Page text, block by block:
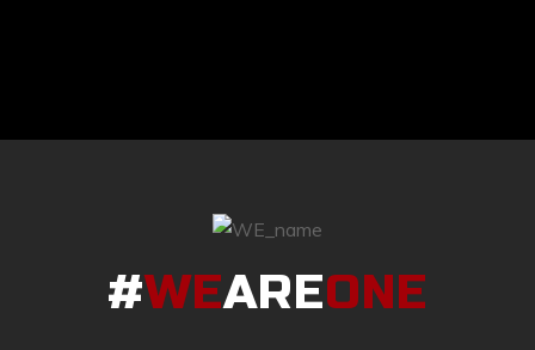
#WEAREONE